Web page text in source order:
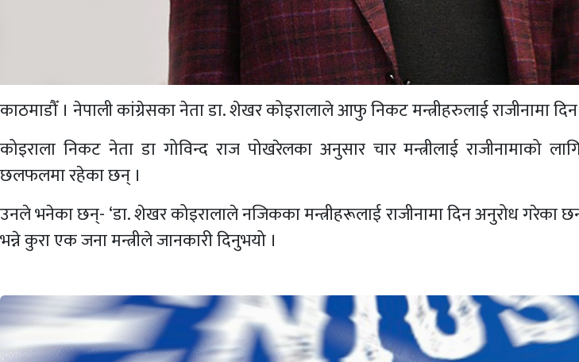
काठमाडौँ । नेपाली कांग्रेसका नेता डा. शेखर कोइरालाले आफु निकट मन्त्रीहरुलाई राजीनामा
कोइराला निकट नेता डा गोविन्द राज पोखरेलका अनुसार चार मन्त्रीलाई राजीनामाको
छलफलमा रहेका छन् ।
उनले भनेका छन्- ‘डा. शेखर कोइरालाले नजिकका मन्त्रीहरूलाई राजीनामा दिन अनुरोध गरेका
भन्ने कुरा एक जना मन्त्रीले जानकारी दिनुभयो ।